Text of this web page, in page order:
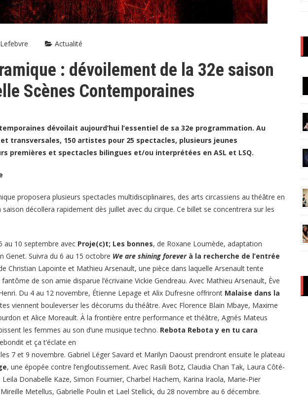
Actualité
: dévoilement de la 32e saison
Scènes Contemporaines
dévoilait aujourd’hui l’essentiel de sa 32e programmation. Au
transversales, 150 artistes pour 25 spectacles, plusieurs jeunes
premières et spectacles bilingues et/ou interprétées en ASL et LSQ.
proposera plusieurs spectacles multidisciplinaires, des arts circassiens au théâtre en
décollera rapidement dès juillet avec du cirque. Ce billet se concentrera sur les
au 10 septembre avec Proje(c)t; Les bonnes, de Roxane Loumède, adaptation
Genet. Suivra du 6 au 15 octobre We are shining forever à la recherche de l’entrée
Christian Lapointe et Mathieu Arsenault, une pièce dans laquelle Arsenault tente
de son amie disparue l’écrivaine Vickie Gendreau. Avec Mathieu Arsenault, Ève
Du 4 au 12 novembre, Étienne Lepage et Alix Dufresne offriront Malaise dans la
viennent bouleverser les décorums du théâtre. Avec Florence Blain Mbaye, Maxime
et Alice Moreault. À la frontière entre performance et théâtre, Agnés Mateus
les femmes au son d’une musique techno. Rebota Rebota y en tu cara
et ça t’éclate en
7 et 9 novembre. Gabriel Léger Savard et Marilyn Daoust prendront ensuite le plateau
, une épopée contre l’engloutissement. Avec Rasili Botz, Claudia Chan Tak, Laura Côté-
Donabelle Kaze, Simon Fournier, Charbel Hachem, Karina Iraola, Marie-Pier
Metellus, Gabrielle Poulin et Lael Stellick, du 28 novembre au 6 décembre.